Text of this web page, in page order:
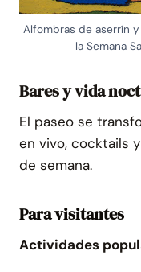
Alfombras de aserrín
la Semana
Bares y vida
El paseo se
en vivo, cocktails
de semana.
Para visitantes
Actividades